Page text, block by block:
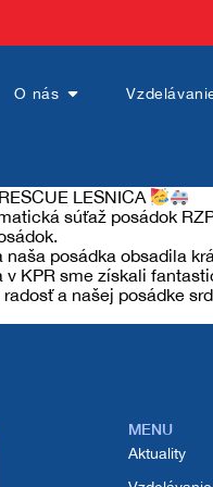
O nás
LESNICA
súťaž posádok
posádka obsadila
KPR sme získali
a našej posádke
MENU
Aktuality